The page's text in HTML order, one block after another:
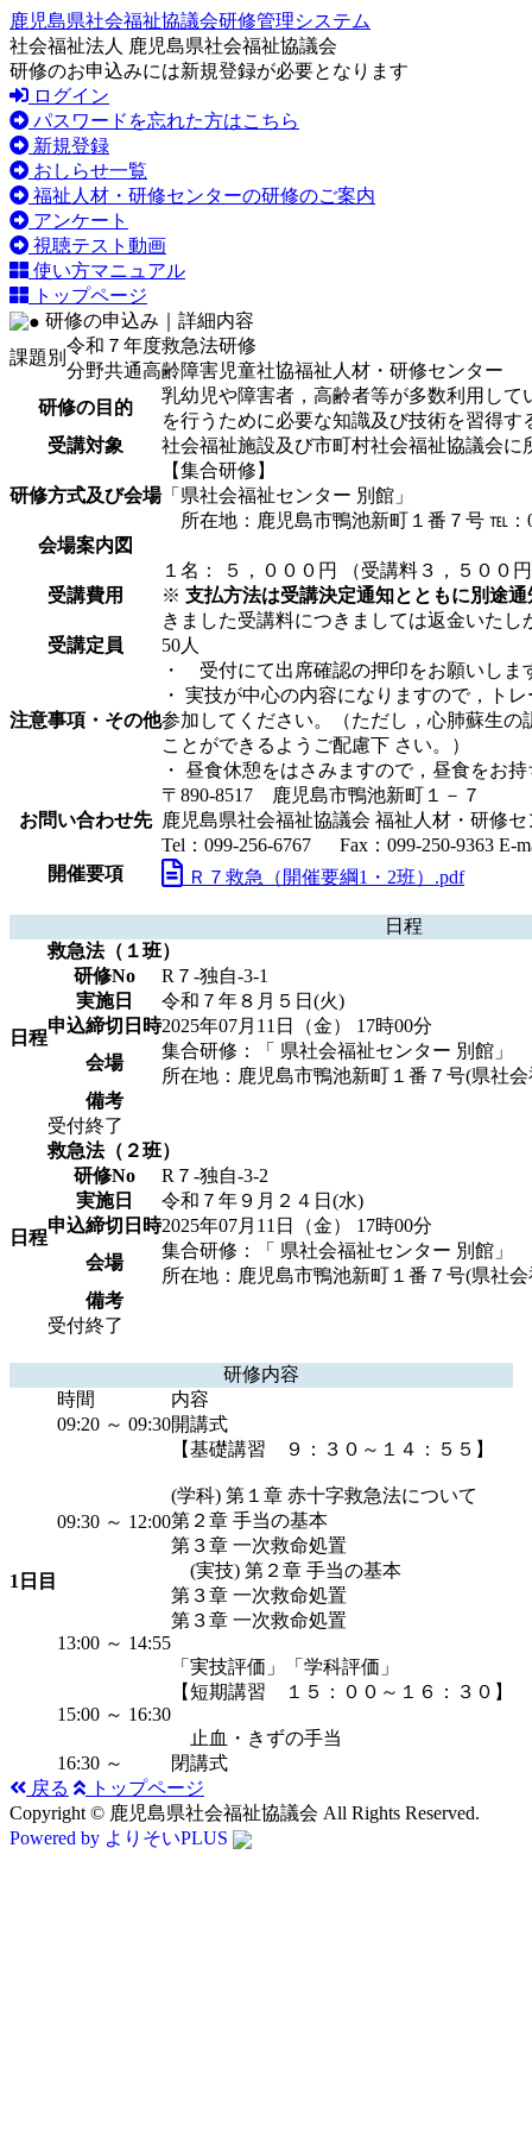
鹿児島県社会福祉協議会研修管理システム
社会福祉法人 鹿児島県社会福祉協議会
研修のお申込みには新規登録が必要となります
ログイン
パスワードを忘れた方はこちら
新規登録
おしらせ一覧
福祉人材・研修センターの研修のご案内
アンケート
視聴テスト動画
使い方マニュアル
トップページ
研修の申込み｜詳細内容
課題別
令和７年度救急法研修
分野共通高齢障害児童社協福祉人材・研修センター
研修の目的
乳幼児や障害者，高齢者等が多数利用し
を行うために必要な知識及び技術を習得す
受講対象
社会福祉施設及び市町村社会福祉協議会に
研修方式及び会場
【集合研修】
「県社会福祉センター 別館」
所在地：鹿児島市鴨池新町１番７号 ℡：
会場案内図
受講費用
１名： ５，０００円 （受講料３，５００
※ 支払方法は受講決定通知とともに別途
きました受講料につきましては返金いた
受講定員
50人
注意事項・その他
・ 受付にて出席確認の押印をお願いしま
・ 実技が中心の内容になりますので，ト
参加してください。（ただし，心肺蘇生
ことができるようご配慮下 さい。）
・ 昼食休憩をはさみますので，昼食をお
お問い合わせ先
〒890-8517 鹿児島市鴨池新町１－７
鹿児島県社会福祉協議会 福祉人材・研
Tel：099-256-6767 Fax：099-250-9363 E-
開催要項
Ｒ７救急（開催要綱1・2班）.pdf
日程
日程
救急法（１班）
研修No
R７-独自-3-1
実施日
令和７年８月５日(火)
申込締切日時2025年07月11日（金） 17時00分
会場
集合研修：「 県社会福祉センター 別館」
所在地：鹿児島市鴨池新町１番７号(県社
備考
受付終了
日程
救急法（２班）
研修No
R７-独自-3-2
実施日
令和７年９月２４日(水)
申込締切日時2025年07月11日（金） 17時00分
会場
集合研修：「 県社会福祉センター 別館」
所在地：鹿児島市鴨池新町１番７号(県社
備考
受付終了
研修内容
1日目
時間
内容
09:20 ～ 09:30開講式
09:30 ～ 12:00
【基礎講習 ９：３０～１４：５５】
(学科) 第１章 赤十字救急法について
第２章 手当の基本
第３章 一次救命処置
(実技) 第２章 手当の基本
第３章 一次救命処置
13:00 ～ 14:55
第３章 一次救命処置
「実技評価」「学科評価」
15:00 ～ 16:30
【短期講習 １５：００～１６：３０】
止血・きずの手当
16:30 ～
閉講式
戻る
トップページ
Copyright © 鹿児島県社会福祉協議会 All Rights Reserved.
Powered by よりそいPLUS